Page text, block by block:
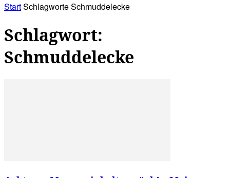
StartSchlagworteSchmuddelecke
Schlagwort:
Schmuddelecke